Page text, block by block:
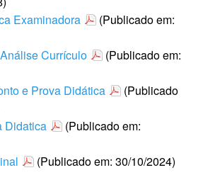
Examinadora
(Publicado em:
Currículo
(Publicado em:
e Prova Didática
(Publicado
Didatica
(Publicado em:
(Publicado em: 30/10/2024)